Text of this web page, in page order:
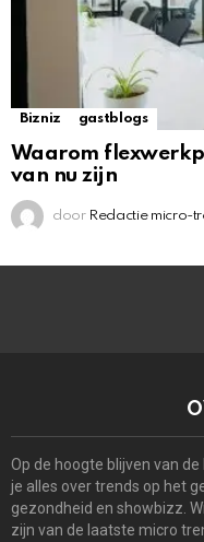
Bizniz gastblogs
Waarom
van nu zijn
door Redactie micro-
Op de hoogte blijven van
je alles over trends op het
gezondheid en showbizz.
zijn van de laatste micro